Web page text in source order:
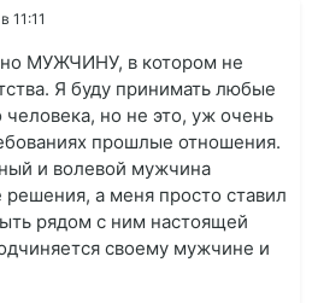
11:11
МУЖЧИНУ, в котором не
Я буду принимать любые
но не это, уж очень
прошлые отношения.
и волевой мужчина
а меня просто ставил
рядом с ним настоящей
своему мужчине и